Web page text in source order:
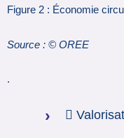
Figure 2 : Économie
Source : © OREE
.
